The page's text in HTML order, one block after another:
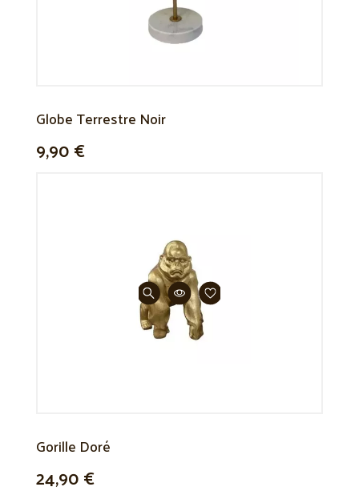
Globe Terrestre Noir
9,90 €
Gorille Doré
24,90 €